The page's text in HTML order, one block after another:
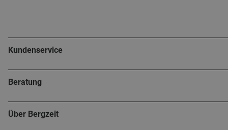
Kundenservice
Beratung
Über Bergzeit